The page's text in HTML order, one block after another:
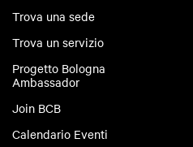
Trova una sede
Trova un servizio
Progetto Bologna
Ambassador
Join BCB
Calendario Eventi